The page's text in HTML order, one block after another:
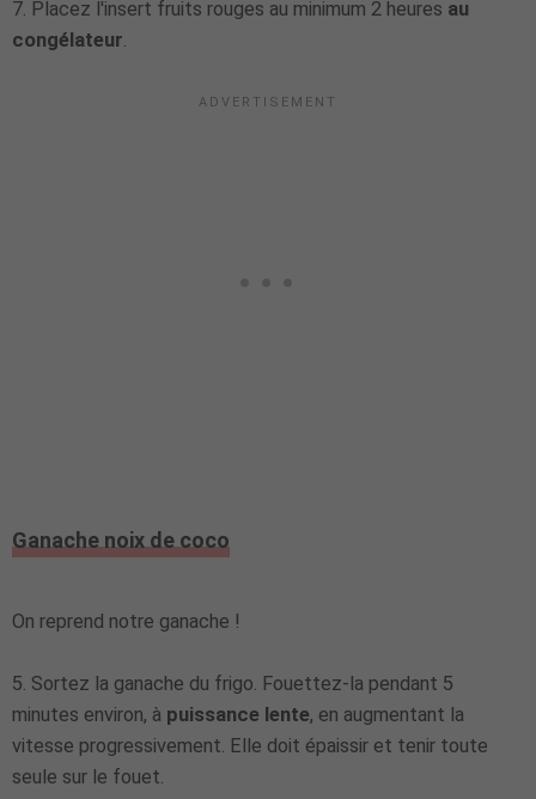
7. Placez l'insert fruits rouges au minimum 2 heures au
congélateur.
Ganache noix de coco
On reprend notre ganache !
5. Sortez la ganache du frigo. Fouettez-la pendant 5
minutes environ, à puissance lente, en augmentant la
vitesse progressivement. Elle doit épaissir et tenir toute
seule sur le fouet.